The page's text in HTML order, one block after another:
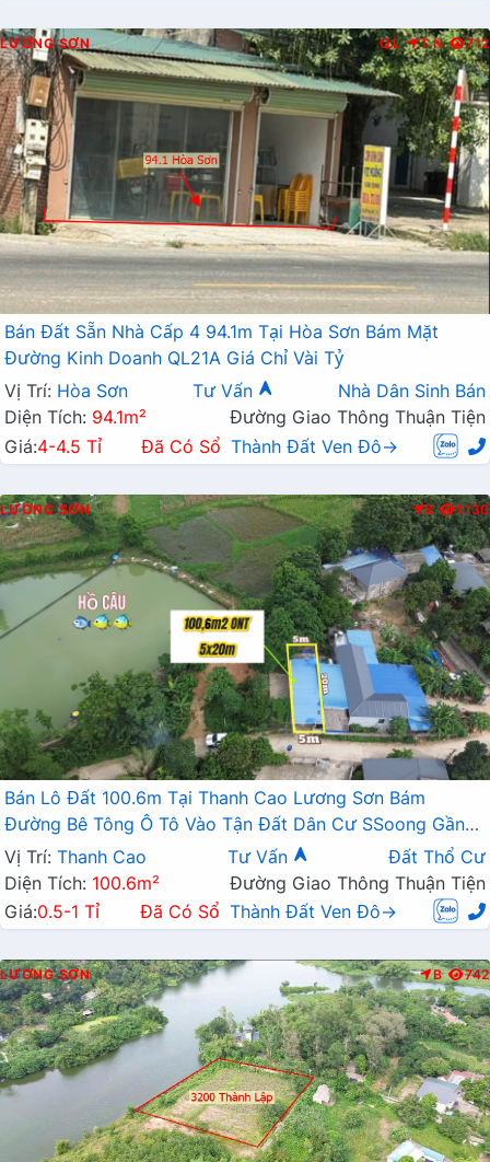
LƯƠNG SƠN Q.L T.N 712
Bán Đất Sẵn Nhà Cấp 4 94.1m Tại Hòa Sơn Bám Mặt
Đường Kinh Doanh QL21A Giá Chỉ Vài Tỷ
Vị Trí: Hòa Sơn Tư Vấn
Nhà Dân Sinh Bán
Diện Tích: 94.1m²
Đường Giao Thông Thuận Tiện
Giá:4-4.5 Tỉ Đã Có Sổ Thành Đất Ven Đô→
LƯƠNG SƠN B 1130
Bán Lô Đất 100.6m Tại Thanh Cao Lương Sơn Bám
Đường Bê Tông Ô Tô Vào Tận Đất Dân Cư SSoong Gần
Hồ Thoáng Mát Giá Đầu Tư
Vị Trí: Thanh Cao Tư Vấn
Đất Thổ Cư
Diện Tích: 100.6m²
Đường Giao Thông Thuận Tiện
Giá:0.5-1 Tỉ Đã Có Sổ Thành Đất Ven Đô→
LƯƠNG SƠN B 742